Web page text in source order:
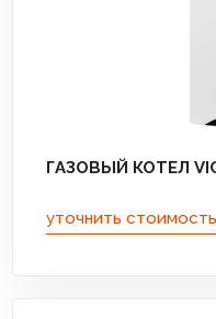
ГАЗОВЫЙ КОТЕЛ
уточнить стоимость